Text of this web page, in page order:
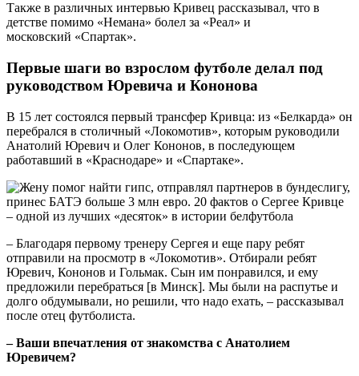
Также в различных интервью Кривец рассказывал, что в
детстве помимо «Немана» болел за «Реал» и
московский «Спартак».
Первые шаги во взрослом футболе делал под
руководством Юревича и Кононова
В 15 лет состоялся первый трансфер Кривца: из «Белкарда» он
перебрался в столичный «Локомотив», которым руководили
Анатолий Юревич и Олег Кононов, в последующем
работавший в «Краснодаре» и «Спартаке».
– Благодаря первому тренеру Сергея и еще пару ребят
отправили на просмотр в «Локомотив». Отбирали ребят
Юревич, Кононов и Гольмак. Сын им понравился, и ему
предложили перебраться [в Минск]. Мы были на распутье и
долго обдумывали, но решили, что надо ехать, – рассказывал
после отец футболиста.
– Ваши впечатления от знакомства с Анатолием
Юревичем?